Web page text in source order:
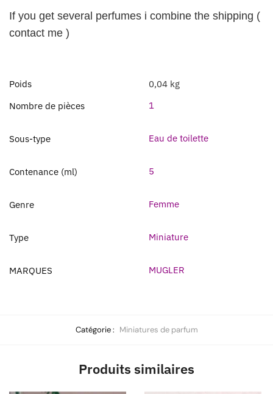
If you get several perfumes i combine the shipping (
contact me )
Poids
0,04 kg
Nombre de pièces
1
Sous-type Eau de toilette
Contenance (ml) 5
Genre Femme
Type Miniature
MARQUES MUGLER
Catégorie : Miniatures de parfum
Produits similaires